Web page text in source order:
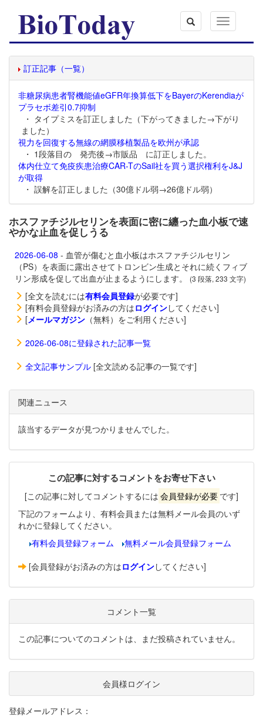
Toggle
navigation
訂正記事（一覧）
非糖尿病患者腎機能値eGFR年換算低下をBayerのKerendiaが
プラセボ差引0.7抑制
・ タイプミスを訂正しました（下がってきました→下がり
ました）
視力を回復する無線の網膜移植製品を欧州が承認
・ 1段落目の 発売後→市販品 に訂正しました。
体内仕立て免疫疾患治療CAR-TのSail社を買う選択権利をJ&J
が取得
・ 誤解を訂正しました（30億ドル弱→26億ドル弱）
ホスファチジルセリンを表面に密に纏った血小板で速
やかな止血を促しうる
2026-06-08 - 血管が傷むと血小板はホスファチジルセリン
（PS）を表面に露出させてトロンビン生成とそれに続くフィブ
リン形成を促して出血が止まるようにします。
(3 段落, 233 文字)
[全文を読むには有料会員登録が必要です]
[有料会員登録がお済みの方はログインしてください]
[メールマガジン （無料）をご利用ください]
2026-06-08に登録された記事一覧
全文記事サンプル [全文読める記事の一覧です]
関連ニュース
該当するデータが見つかりませんでした。
この記事に対するコメントをお寄せ下さい
[この記事に対してコメントするには 会員登録が必要 です]
下記のフォームより、有料会員または無料メール会員のいず
れかに登録してください。
有料会員登録フォーム
無料メール会員登録フォーム
[会員登録がお済みの方はログインしてください]
コメント一覧
この記事についてのコメントは、まだ投稿されていません。
会員様ログイン
登録メールアドレス：